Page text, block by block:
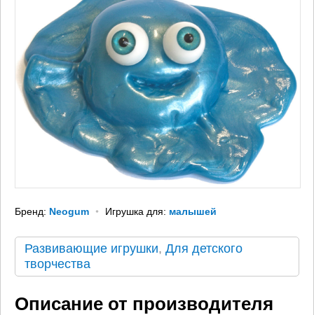
Бренд: Neogum Игрушка для: малышей
Развивающие игрушки, Для детского
творчества
Описание от производителя